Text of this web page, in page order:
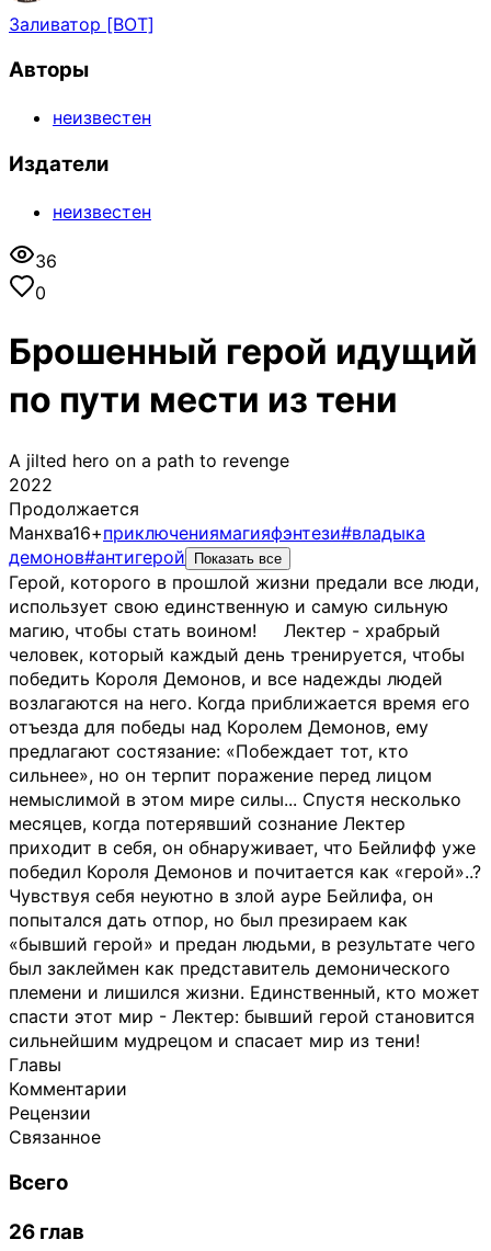
Заливатор [BOT]
Авторы
неизвестен
Издатели
неизвестен
36
0
Брошенный герой идущий
по пути мести из тени
A jilted hero on a path to revenge
2022
Продолжается
Манхва16+приключениямагияфэнтези#владыка
демонов#антигерой Показать все
Герой, которого в прошлой жизни предали все люди,
использует свою единственную и самую сильную
магию, чтобы стать воином! ᅠ Лектер - храбрый
человек, который каждый день тренируется, чтобы
победить Короля Демонов, и все надежды людей
возлагаются на него. Когда приближается время его
отъезда для победы над Королем Демонов, ему
предлагают состязание: «Побеждает тот, кто
сильнее», но он терпит поражение перед лицом
немыслимой в этом мире силы... Спустя несколько
месяцев, когда потерявший сознание Лектер
приходит в себя, он обнаруживает, что Бейлифф уже
победил Короля Демонов и почитается как «герой»..?
Чувствуя себя неуютно в злой ауре Бейлифа, он
попытался дать отпор, но был презираем как
«бывший герой» и предан людьми, в результате чего
был заклеймен как представитель демонического
племени и лишился жизни. Единственный, кто может
спасти этот мир - Лектер: бывший герой становится
сильнейшим мудрецом и спасает мир из тени!
Главы
Комментарии
Рецензии
Связанное
Всего
26 глав